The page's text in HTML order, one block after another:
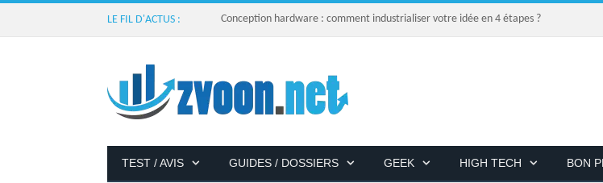
LE FIL D'ACTUS : Conception hardware : comment industrialiser votre idée en 4 étapes ?
TEST / AVIS GUIDES / DOSSIERS GEEK HIGH TECH BON